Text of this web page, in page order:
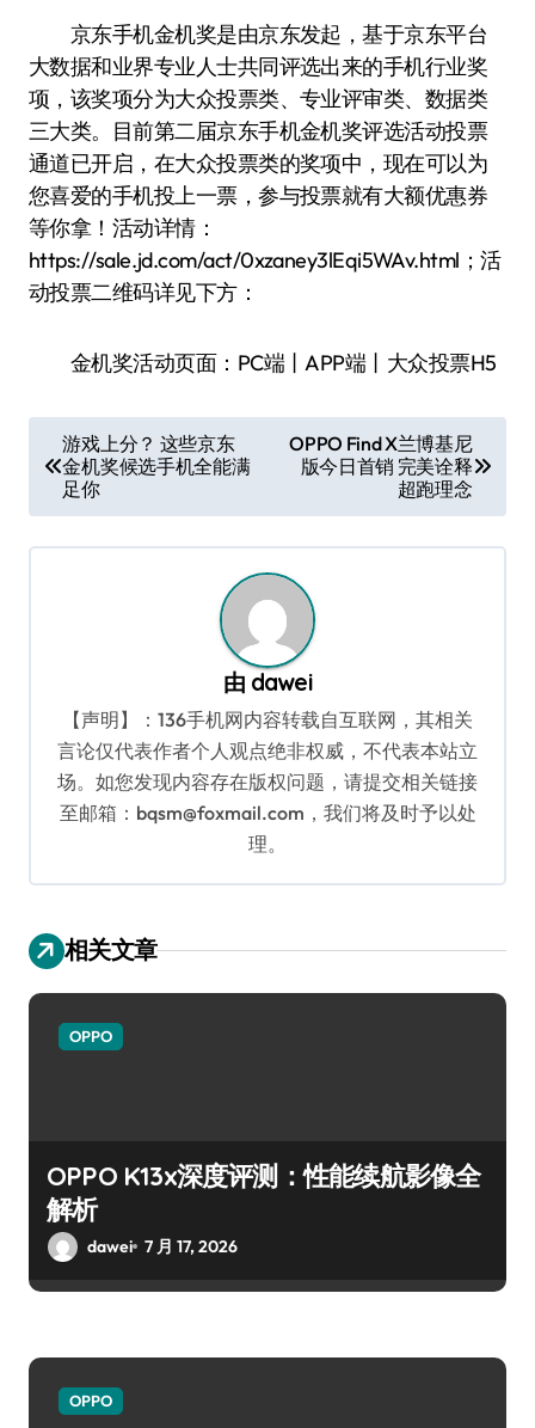
京东手机金机奖是由京东发起，基于京东平台
大数据和业界专业人士共同评选出来的手机行业奖
项，该奖项分为大众投票类、专业评审类、数据类
三大类。目前第二届京东手机金机奖评选活动投票
通道已开启，在大众投票类的奖项中，现在可以为
您喜爱的手机投上一票，参与投票就有大额优惠券
等你拿！活动详情：
https://sale.jd.com/act/0xzaney3lEqi5WAv.html；活
动投票二维码详见下方：
金机奖活动页面：PC端丨APP端丨大众投票H5
章
导
航
游戏上分？ 这些京东
金机奖候选手机全能满
足你
OPPO Find X兰博基尼
版今日首销 完美诠释
超跑理念
由 dawei
【声明】：136手机网内容转载自互联网，其相关
言论仅代表作者个人观点绝非权威，不代表本站立
场。如您发现内容存在版权问题，请提交相关链接
至邮箱：bqsm@foxmail.com，我们将及时予以处
理。
相关文章
OPPO
OPPO K13x深度评测：性能续航影像全
解析
dawei 7 月 17, 2026
OPPO